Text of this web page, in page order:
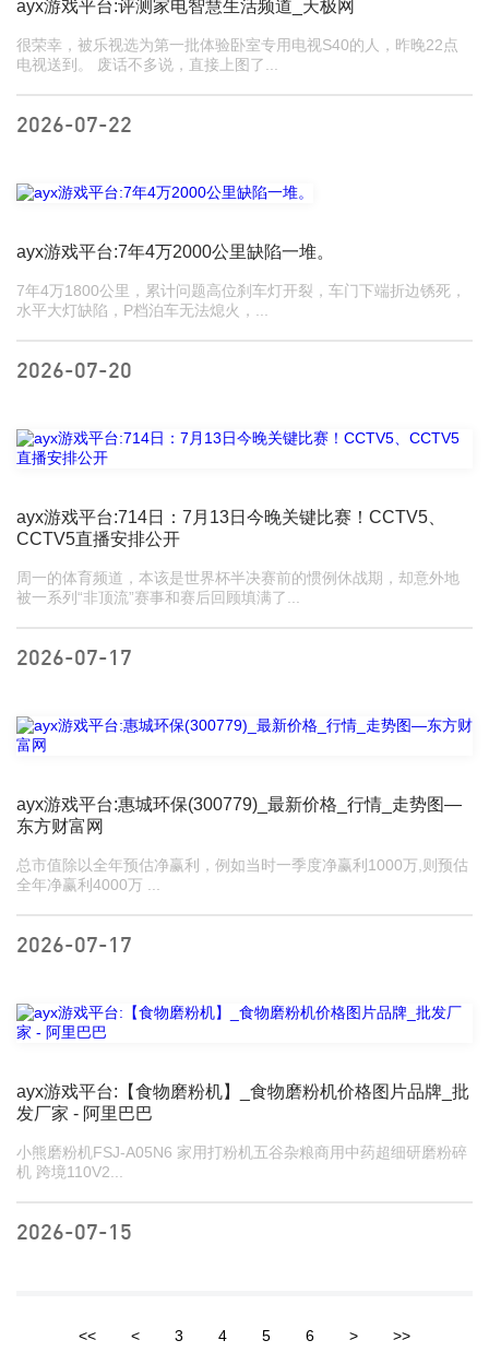
ayx游戏平台:评测家电智慧生活频道_天极网
很荣幸，被乐视选为第一批体验卧室专用电视S40的人，昨晚22点
电视送到。 废话不多说，直接上图了...
2026-07-22
ayx游戏平台:7年4万2000公里缺陷一堆。
7年4万1800公里，累计问题高位刹车灯开裂，车门下端折边锈死，
水平大灯缺陷，P档泊车无法熄火，...
2026-07-20
ayx游戏平台:714日：7月13日今晚关键比赛！CCTV5、
CCTV5直播安排公开
周一的体育频道，本该是世界杯半决赛前的惯例休战期，却意外地
被一系列“非顶流”赛事和赛后回顾填满了...
2026-07-17
ayx游戏平台:惠城环保(300779)_最新价格_行情_走势图—
东方财富网
总市值除以全年预估净赢利，例如当时一季度净赢利1000万,则预估
2026-07-17
ayx游戏平台:【食物磨粉机】_食物磨粉机价格图片品牌_批
发厂家 - 阿里巴巴
小熊磨粉机FSJ-A05N6 家用打粉机五谷杂粮商用中药超细研磨粉碎
机 跨境110V2...
2026-07-15
<< < 3 4 5 6 > >>